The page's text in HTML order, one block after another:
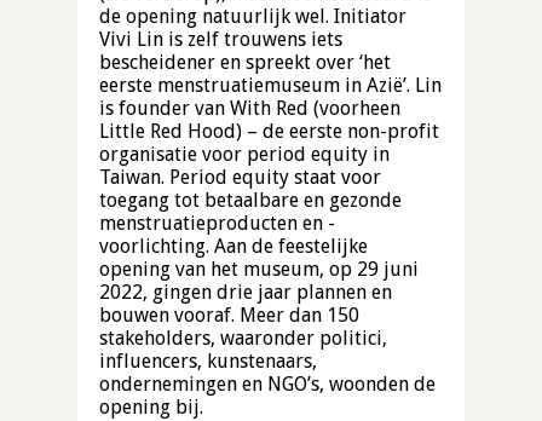
de opening natuurlijk wel. Initiator
Vivi Lin is zelf trouwens iets
bescheidener en spreekt over ‘het
eerste menstruatiemuseum in Azië’. Lin
is founder van With Red (voorheen
Little Red Hood) – de eerste non-profit
organisatie voor period equity in
Taiwan. Period equity staat voor
toegang tot betaalbare en gezonde
menstruatieproducten en -
voorlichting. Aan de feestelijke
opening van het museum, op 29 juni
2022, gingen drie jaar plannen en
bouwen vooraf. Meer dan 150
stakeholders, waaronder politici,
influencers, kunstenaars,
ondernemingen en NGO’s, woonden de
opening bij.